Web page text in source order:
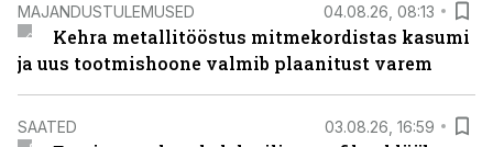
MAJANDUSTULEMUSED 04.08.26, 08:13
Kehra metallitööstus mitmekordistas kasumi
ja uus tootmishoone valmib plaanitust varem
SAATED 03.08.26, 16:59